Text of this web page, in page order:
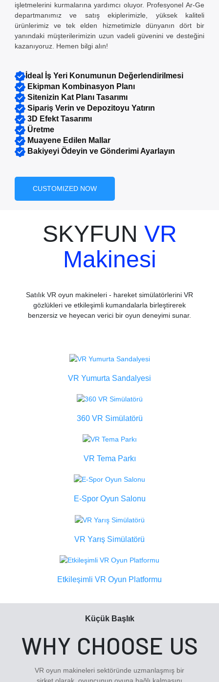
işletmelerini kurmalarına yardımcı oluyor. Profesyonel Ar-Ge
departmanımız ve satış ekiplerimizle, yüksek kaliteli
ürünlerimiz ve tek elden hizmetimizle dünyanın dört bir
yanındaki müşterilerimizin uzun vadeli güvenini ve desteğini
kazanıyoruz. Hemen bilgi alın!
İdeal İş Yeri Konumunun Değerlendirilmesi
Ekipman Kombinasyon Planı
Sitenizin Kat Planı Tasarımı
Sipariş Verin ve Depozitoyu Yatırın
3D Efekt Tasarımı
Üretme
Muayene Edilen Mallar
Bakiyeyi Ödeyin ve Gönderimi Ayarlayın
CUSTOMIZED NOW
SKYFUN VR
Makinesi
Satılık VR oyun makineleri - hareket simülatörlerini VR
gözlükleri ve etkileşimli kumandalarla birleştirerek
benzersiz ve heyecan verici bir oyun deneyimi sunar.
VR Yumurta Sandalyesi
360 VR Simülatörü
VR Tema Parkı
E-Spor Oyun Salonu
VR Yarış Simülatörü
Etkileşimli VR Oyun Platformu
Küçük Başlık
WHY CHOOSE US
VR oyun makineleri sektöründe uzmanlaşmış bir